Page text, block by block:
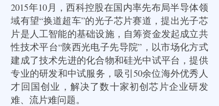
2015年10月，西科控股在国内率先布局半导体领
域有望“换道超车”的光子芯片赛道，提出光子芯
片是人工智能的基础设施，自筹资金发起成立共
性技术平台“陕西光电子先导院”，以市场化方式
建成了技术先进的化合物和硅光中试平台，提供
专业的研发和中试服务，吸引50余位海外优秀人
才回国创业，解决了数十家初创芯片企业研发
难、流片难问题。